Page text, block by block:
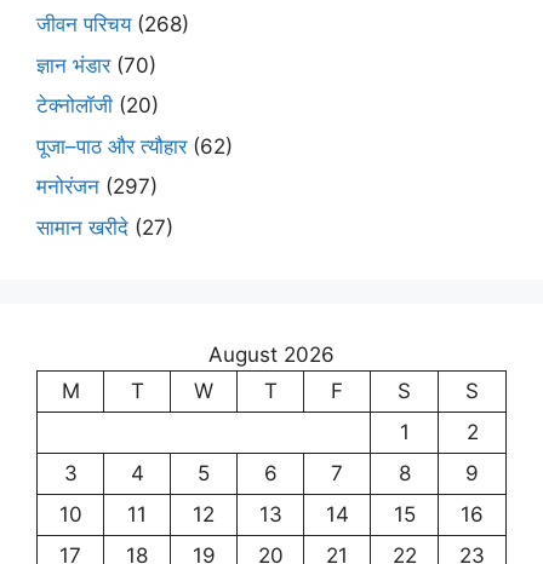
जीवन परिचय(268)
ज्ञान भंडार(70)
टेक्नोलॉजी (20)
पूजा–पाठ और त्यौहार(62)
मनोरंजन (297)
सामान खरीदे (27)
August 2026
M
T W T F S
S
1
2
3
4 5 6 7 8
9
10
11 12 13 14 15
16
17
18 19 20 21 22
23